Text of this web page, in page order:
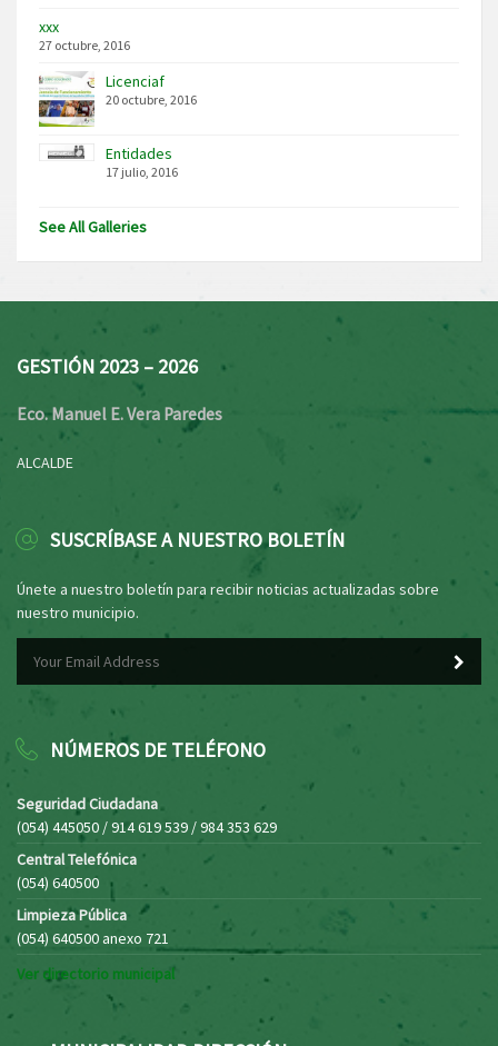
xxx
27 octubre, 2016
Licenciaf
20 octubre, 2016
Entidades
17 julio, 2016
See All Galleries
GESTIÓN 2023 – 2026
Eco. Manuel E. Vera Paredes
ALCALDE
SUSCRÍBASE A NUESTRO BOLETÍN
Únete a nuestro boletín para recibir noticias actualizadas sobre
nuestro municipio.
NÚMEROS DE TELÉFONO
Seguridad Ciudadana
(054) 445050 / 914 619 539 / 984 353 629
Central Telefónica
(054) 640500
Limpieza Pública
(054) 640500 anexo 721
Ver directorio municipal